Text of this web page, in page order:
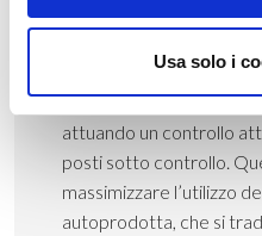
Usa solo i
attivo e autonomo, che
sistemi esperti di
immediatamente
attuando un controllo
posti sotto controllo.
massimizzare l’utilizzo
autoprodotta, che si